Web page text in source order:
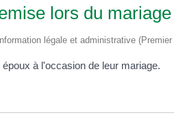
lors du mariage
légale et administrative
à l'occasion de leur mariage.